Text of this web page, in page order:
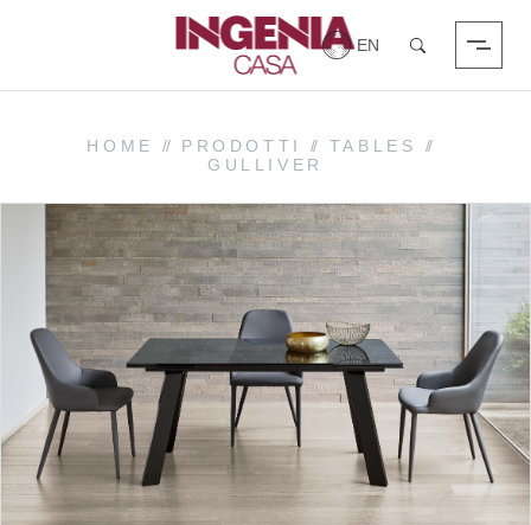
Search
Login
HOME // PRODOTTI // TABLES
//
GULLIVER